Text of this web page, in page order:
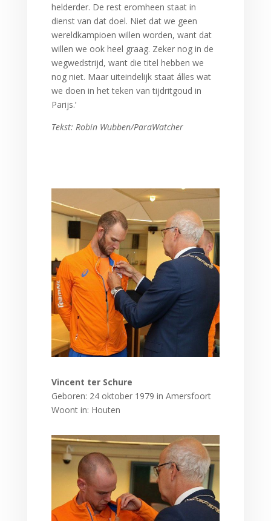
helderder. De rest eromheen staat in
dienst van dat doel. Niet dat we geen
wereldkampioen willen worden, want dat
willen we ook heel graag. Zeker nog in de
wegwedstrijd, want die titel hebben we
nog niet. Maar uiteindelijk staat álles wat
we doen in het teken van tijdritgoud in
Parijs.’
Tekst: Robin Wubben/ParaWatcher
Vincent ter Schure
Geboren: 24 oktober 1979 in Amersfoort
Woont in: Houten